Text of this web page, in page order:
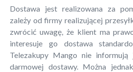
Dostawa jest realizowana za
zależy od firmy realizującej
zwrócić uwagę, że klient ma
interesuje go dostawa
Telezakupy Mango nie informują
darmowej dostawy. Można